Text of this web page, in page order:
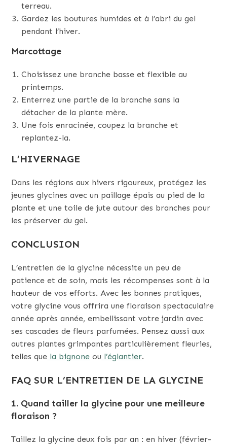
terreau.
Gardez les boutures humides et à l’abri du gel
pendant l’hiver.
Marcottage
Choisissez une branche basse et flexible au
printemps.
Enterrez une partie de la branche sans la
détacher de la plante mère.
Une fois enracinée, coupez la branche et
replantez-la.
L’HIVERNAGE
Dans les régions aux hivers rigoureux, protégez les
jeunes glycines avec un paillage épais au pied de la
plante et une toile de jute autour des branches pour
les préserver du gel.
CONCLUSION
L’entretien de la glycine nécessite un peu de
patience et de soin, mais les récompenses sont à la
hauteur de vos efforts. Avec les bonnes pratiques,
votre glycine vous offrira une floraison spectaculaire
année après année, embellissant votre jardin avec
ses cascades de fleurs parfumées. Pensez aussi aux
autres plantes grimpantes particulièrement fleuries,
telles que la bignone ou l’églantier.
FAQ SUR L’ENTRETIEN DE LA GLYCINE
1. Quand tailler la glycine pour une meilleure
floraison ?
Taillez la glycine deux fois par an : en hiver (février-